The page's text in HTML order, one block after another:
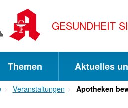
GESUNDHEIT
Themen Aktuelles
Veranstaltungen Apotheken